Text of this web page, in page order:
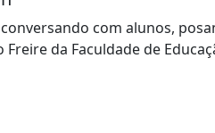
com alunos,
Freire da Faculdade de